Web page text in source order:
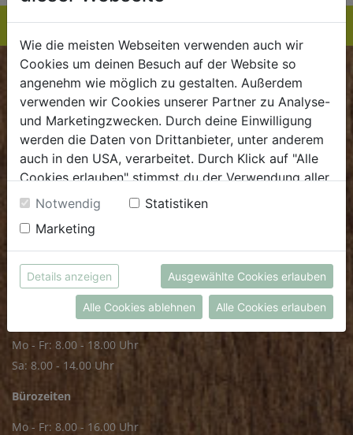
BIOKISTE
Kundenservice
Mo - Do: 8.00 - 16.00 Uhr
Fr: 8.00 - 15.00 Uhr
.dieBiokiste@biohof.at
.+43 7272 2597
FRISCHMARKT
Öffnungszeiten
Mo - Fr: 8.00 - 18.00 Uhr
Sa: 8.00 - 14.00 Uhr
Bürozeiten
Mo - Fr: 8.00 - 16.00 Uhr
Wie die meisten Webseiten verwenden auch wir
Cookies um deinen Besuch auf der Website so
angenehm wie möglich zu gestalten. Außerdem
verwenden wir Cookies unserer Partner zu Analyse-
und Marketingzwecken. Durch deine Einwilligung
werden die Daten von Drittanbieter, unter anderem
auch in den USA, verarbeitet. Durch Klick auf "Alle
Cookies erlauben" stimmst du der Verwendung aller
Cookies zu. Unter "Details anzeigen" findest du alle
Infos zu den unterschiedlichen Cookies, du kannst
auch entscheiden, welche Cookies du erlauben
möchtest.
Weitere Informationen findest du in unserer
Datenschutzerklärung
bzw. imImpressum
Notwendig
Statistiken
Marketing
Details anzeigen Ausgewählte Cookies erlauben
Alle Cookies ablehnen Alle Cookies erlauben